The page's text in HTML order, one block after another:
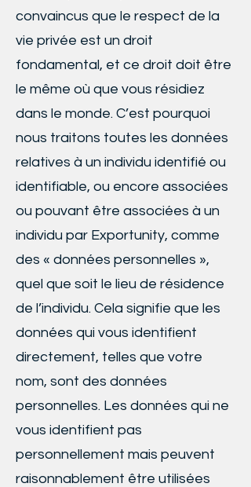
convaincus que le respect de la
vie privée est un droit
fondamental, et ce droit doit être
le même où que vous résidiez
dans le monde. C’est pourquoi
nous traitons toutes les données
relatives à un individu identifié ou
identifiable, ou encore associées
ou pouvant être associées à un
individu par Exportunity, comme
des « données personnelles »,
quel que soit le lieu de résidence
de l’individu. Cela signifie que les
données qui vous identifient
directement, telles que votre
nom, sont des données
personnelles. Les données qui ne
vous identifient pas
personnellement mais peuvent
raisonnablement être utilisées